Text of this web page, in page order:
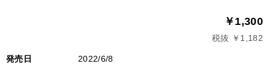
￥1,300
税抜 ￥1,182
発売日 2022/6/8